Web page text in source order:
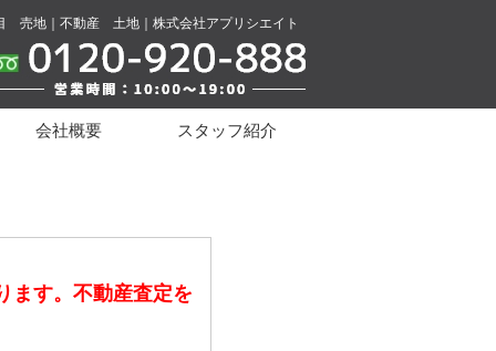
売地｜不動産 土地｜株式会社アプリシエイト
会社概要 スタッフ紹介
ます。不動産査定を